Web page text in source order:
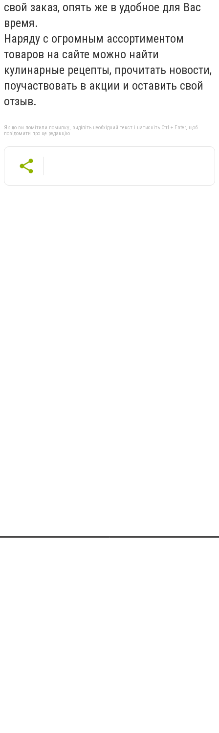
свой заказ, опять же в удобное для Вас
время.
Наряду с огромным ассортиментом
товаров на сайте можно найти
кулинарные рецепты, прочитать новости,
поучаствовать в акции и оставить свой
отзыв.
Якщо ви помітили помилку, виділіть необхідний текст і натисніть Ctrl + Enter, щоб
повідомити про це редакцію